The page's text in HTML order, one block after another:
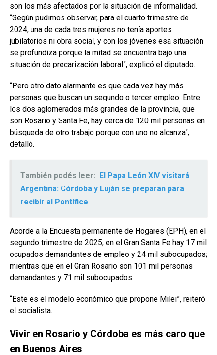
son los más afectados por la situación de informalidad.
“Según pudimos observar, para el cuarto trimestre de
2024, una de cada tres mujeres no tenía aportes
jubilatorios ni obra social, y con los jóvenes esa situación
se profundiza porque la mitad se encuentra bajo una
situación de precarización laboral”, explicó el diputado.
“Pero otro dato alarmante es que cada vez hay más
personas que buscan un segundo o tercer empleo. Entre
los dos aglomerados más grandes de la provincia, que
son Rosario y Santa Fe, hay cerca de 120 mil personas en
búsqueda de otro trabajo porque con uno no alcanza”,
detalló.
También podés leer: El Papa León XIV visitará
Argentina: Córdoba y Luján se preparan para
recibir al Pontífice
Acorde a la Encuesta permanente de Hogares (EPH), en el
segundo trimestre de 2025, en el Gran Santa Fe hay 17 mil
ocupados demandantes de empleo y 24 mil subocupados;
mientras que en el Gran Rosario son 101 mil personas
demandantes y 71 mil subocupados.
“Este es el modelo económico que propone Milei”, reiteró
el socialista.
Vivir en Rosario y Córdoba es más caro que
en Buenos Aires